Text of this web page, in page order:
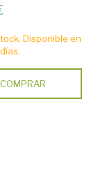
Disponible en
COMPRAR